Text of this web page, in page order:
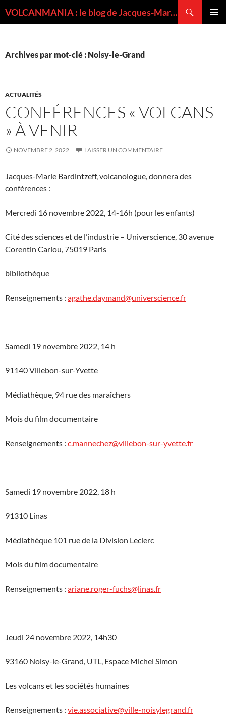
VOLCANMANIA : le blog de Jacques-Marie BARDINTZEFF, volcanologue
Archives par mot-clé : Noisy-le-Grand
ACTUALITÉS
CONFÉRENCES « VOLCANS
» À VENIR
NOVEMBRE 2, 2022 LAISSER UN COMMENTAIRE
Jacques-Marie Bardintzeff, volcanologue, donnera des
conférences :
Mercredi 16 novembre 2022, 14-16h (pour les enfants)
Cité des sciences et de l’industrie – Universcience, 30 avenue
Corentin Cariou, 75019 Paris
bibliothèque
Renseignements : agathe.daymand@universcience.fr
Samedi 19 novembre 2022, 14 h
91140 Villebon-sur-Yvette
Médiathèque, 94 rue des maraîchers
Mois du film documentaire
Renseignements : c.mannechez@villebon-sur-yvette.fr
Samedi 19 novembre 2022, 18 h
91310 Linas
Médiathèque 101 rue de la Division Leclerc
Mois du film documentaire
Renseignements : ariane.roger-fuchs@linas.fr
Jeudi 24 novembre 2022, 14h30
93160 Noisy-le-Grand, UTL, Espace Michel Simon
Les volcans et les sociétés humaines
Renseignements : vie.associative@ville-noisylegrand.fr